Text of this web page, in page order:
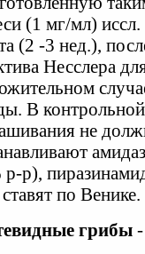
(1 мг/мл)
(2 -3 нед.),
Несслера
В
не
р-р),
по
грибы